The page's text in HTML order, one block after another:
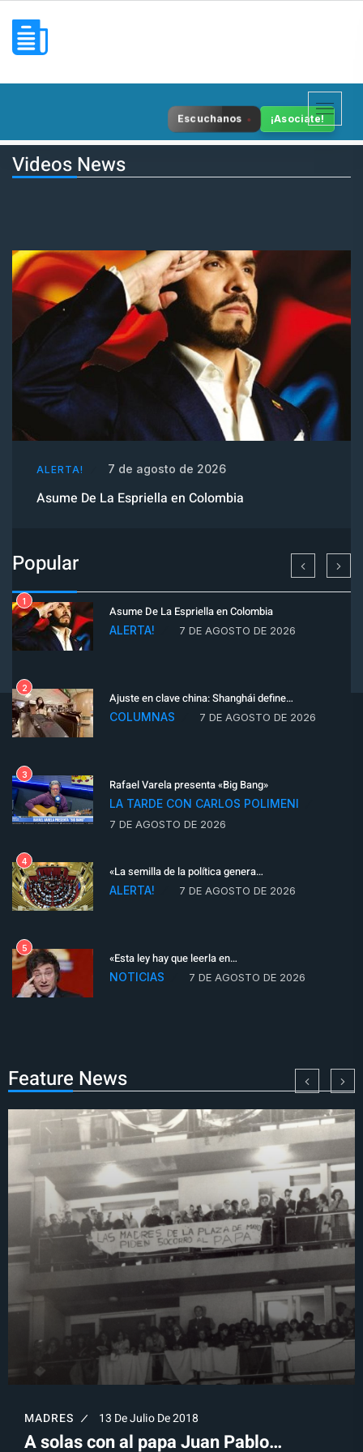
Escuchanos ¡Asociate!
Videos News
ALERTA! 7 de agosto de 2026
Asume De La Espriella en Colombia
Popular
1
Asume De La Espriella en Colombia
ALERTA! 7 DE AGOSTO DE 2026
2
Ajuste en clave china: Shanghái define…
COLUMNAS 7 DE AGOSTO DE 2026
3
Rafael Varela presenta «Big Bang»
LA TARDE CON CARLOS POLIMENI
7 DE AGOSTO DE 2026
4
«La semilla de la política genera…
ALERTA! 7 DE AGOSTO DE 2026
5
«Esta ley hay que leerla en…
NOTICIAS 7 DE AGOSTO DE 2026
Feature News
MADRES 13 De Julio De 2018
A solas con al papa Juan Pablo…